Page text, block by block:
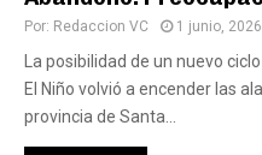
Por: Redaccion VC 1 junio, 2026
La posibilidad de un nuevo
El Niño volvió a encender las
provincia de Santa...